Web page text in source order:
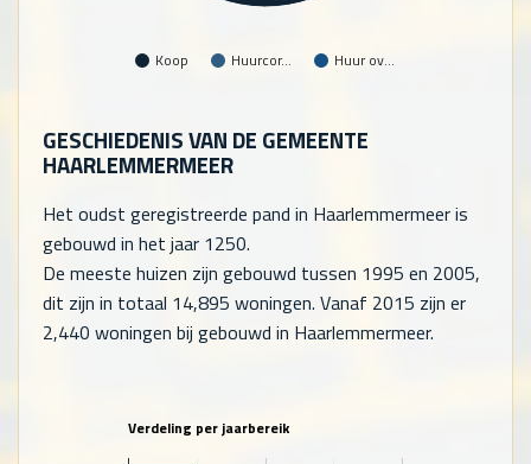
Koop Huurcor… Huur ov…
GESCHIEDENIS VAN DE GEMEENTE
HAARLEMMERMEER
Het oudst geregistreerde pand in Haarlemmermeer is
gebouwd in het jaar 1250.
De meeste huizen zijn gebouwd tussen 1995 en 2005,
dit zijn in totaal 14,895 woningen. Vanaf 2015 zijn er
2,440 woningen bij gebouwd in Haarlemmermeer.
Verdeling per jaarbereik